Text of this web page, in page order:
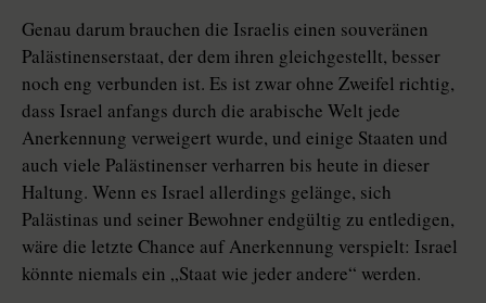
Genau darum brauchen die Israelis einen souveränen
Palästinenserstaat, der dem ihren gleichgestellt, besser
noch eng verbunden ist. Es ist zwar ohne Zweifel richtig,
dass Israel anfangs durch die arabische Welt jede
Anerkennung verweigert wurde, und einige Staaten und
auch viele Palästinenser verharren bis heute in dieser
Haltung. Wenn es Israel allerdings gelänge, sich
Palästinas und seiner Bewohner endgültig zu entledigen,
wäre die letzte Chance auf Anerkennung verspielt: Israel
könnte niemals ein „Staat wie jeder andere“ werden.